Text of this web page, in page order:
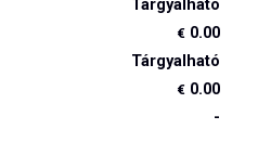
Tárgyalható
€ 0.00
Tárgyalható
€ 0.00
-